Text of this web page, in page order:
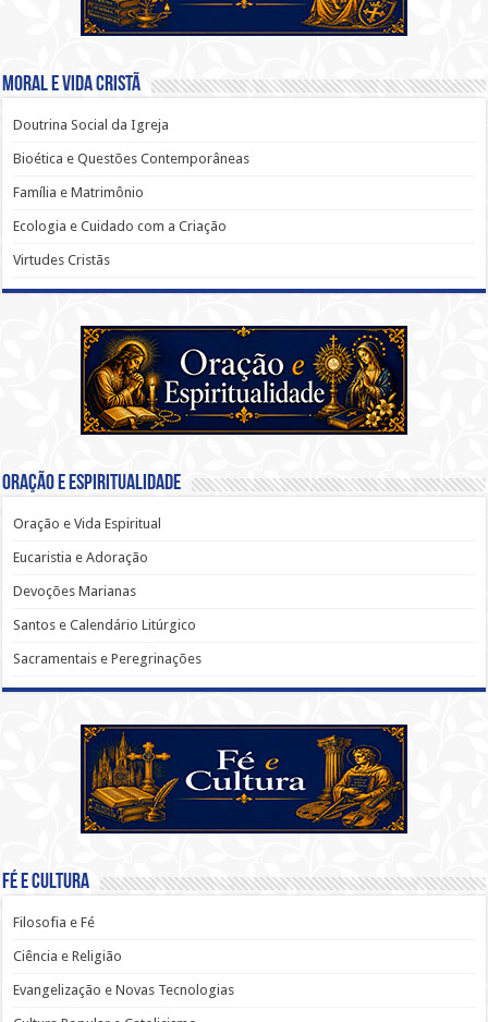
Moral e Vida Cristã
Doutrina Social da Igreja
Bioética e Questões Contemporâneas
Família e Matrimônio
Ecologia e Cuidado com a Criação
Virtudes Cristãs
Oração e Espiritualidade
Oração e Vida Espiritual
Eucaristia e Adoração
Devoções Marianas
Santos e Calendário Litúrgico
Sacramentais e Peregrinações
Fé e Cultura
Filosofia e Fé
Ciência e Religião
Evangelização e Novas Tecnologias